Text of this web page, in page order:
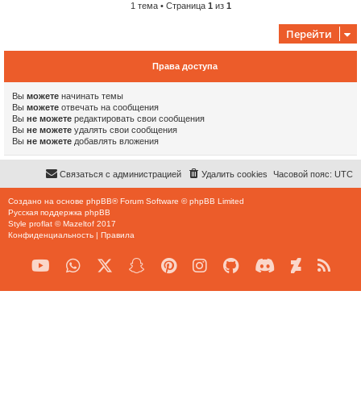
1 тема • Страница 1 из 1
Перейти
Права доступа
Вы можете начинать темы
Вы можете отвечать на сообщения
Вы не можете редактировать свои сообщения
Вы не можете удалять свои сообщения
Вы не можете добавлять вложения
Часовой пояс: UTC
Удалить cookies
Связаться с администрацией
Создано на основе phpBB® Forum Software © phpBB Limited
Русская поддержка phpBB
Style proflat ©Mazeltof 2017
Конфиденциальность | Правила